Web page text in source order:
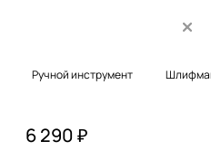
Ручной инструмент
6 290 ₽